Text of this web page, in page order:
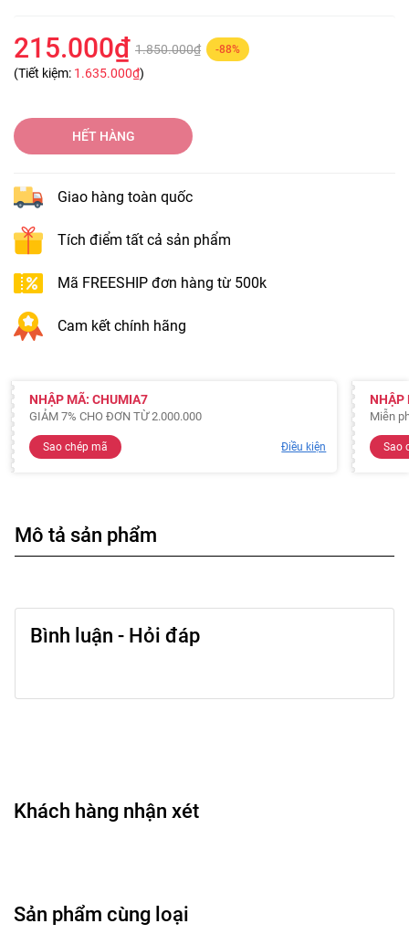
215.000₫ 1.850.000₫ -88%
(Tiết kiệm: 1.635.000₫)
HẾT HÀNG
Giao hàng toàn quốc
Tích điểm tất cả sản phẩm
Mã FREESHIP đơn hàng từ 500k
Cam kết chính hãng
NHẬP MÃ: CHUMIA7
GIẢM 7% CHO ĐƠN TỪ 2.000.000
Sao chép mã Điều kiện
NHẬP
Miễn
Sao
Mô tả sản phẩm
Bình luận - Hỏi đáp
Khách hàng nhận xét
Sản phẩm cùng loại